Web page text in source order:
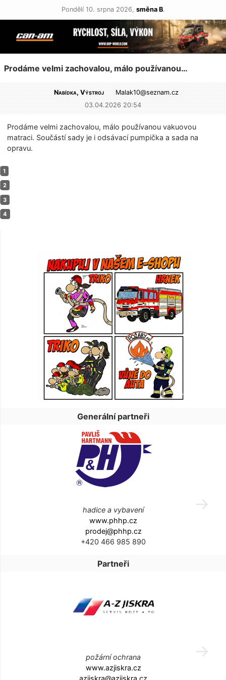
Pondělí 10. srpna 2026, směna B.
Prodáme velmi zachovalou, málo používanou…
Nabídka, Výstroj Malak10@seznam.cz
03.04.2026 20:54
Prodáme velmi zachovalou, málo používanou vakuovou
matraci. Součástí sady je i odsávací pumpička a sada na
opravu.
Generální partneři
hadice a vybavení
www.phhp.cz
prodej@phhp.cz
+420 466 985 890
Partneři
požární ochrana
www.azjiskra.cz
azjiskra@azjiskra.cz